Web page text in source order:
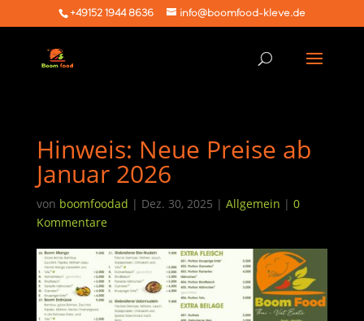
+49152 1944 8636 info@boomfood-kleve.de
Hinweis: Neue Preise ab
Januar 2026
von boomfoodad | Dez. 30, 2025 | Allgemein | 0
Kommentare